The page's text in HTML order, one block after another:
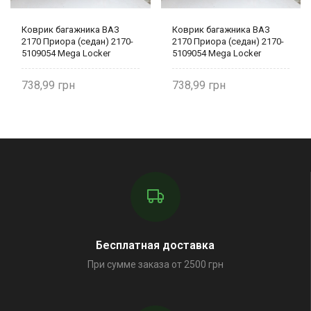
Коврик багажника ВАЗ
2170 Приора (седан) 2170-
5109054 Mega Locker
738,99
Коврик багажника ВАЗ
2170 Приора (седан) 2170-
5109054 Mega Locker
738,99
Бесплатная доставка
При сумме заказа от 2500 грн